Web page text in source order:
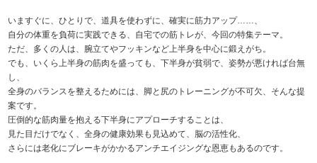
いますぐに、ひとりで、道具を使わずに、確実に筋力アップ……、
自分の体重を負荷に実践できる、自宅での筋トレが、今回の特集テーマ。
ただ、多くの人は、腕立てやフッキンなど上半身を中心に鍛えがち。
でも、いくら上半身の筋肉を盛っても、下半身が貧弱で、姿勢が悪ければ台無
し、
全身のバランスを整えるためには、脚と尻のトレーニングが不可欠、そんな提
案です。
圧倒的な筋肉量を抱える下半身にアプローチすることは、
見た目だけでなく、全身の健康効果も見込めて、脳の活性化、
さらには老化にブレーキがかかるアンチエイジングな恩恵もあるのです。